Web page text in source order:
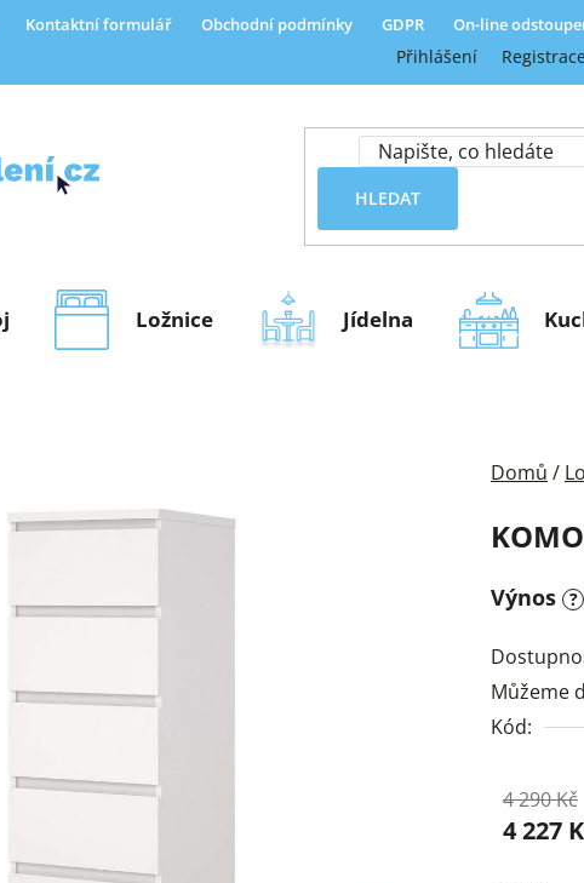
Kontaktní formulář Obchodní podmínky GDPR On-line
Přihlášení
HLEDAT
Ložnice Jídelna
Domů /
Výnos ?
Můžeme
Kód:
4 290 Kč
4 227